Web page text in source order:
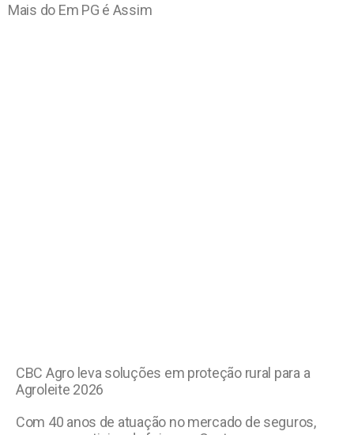
Mais do Em PG é Assim
CBC Agro leva soluções em proteção rural para a
Agroleite 2026
Com 40 anos de atuação no mercado de seguros,